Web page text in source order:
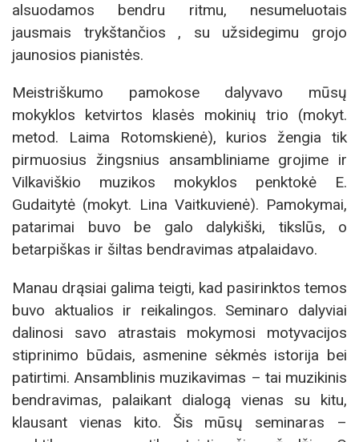
alsuodamos bendru ritmu, nesumeluotais
jausmais trykštančios , su užsidegimu grojo
jaunosios pianistės.
Meistriškumo pamokose dalyvavo mūsų
mokyklos ketvirtos klasės mokinių trio (mokyt.
metod. Laima Rotomskienė), kurios žengia tik
pirmuosius žingsnius ansambliniame grojime ir
Vilkaviškio muzikos mokyklos penktokė E.
Gudaitytė (mokyt. Lina Vaitkuvienė). Pamokymai,
patarimai buvo be galo dalykiški, tikslūs, o
betarpiškas ir šiltas bendravimas atpalaidavo.
Manau drąsiai galima teigti, kad pasirinktos temos
buvo aktualios ir reikalingos. Seminaro dalyviai
dalinosi savo atrastais mokymosi motyvacijos
stiprinimo būdais, asmenine sėkmės istorija bei
patirtimi. Ansamblinis muzikavimas – tai muzikinis
bendravimas, palaikant dialogą vienas su kitu,
klausant vienas kito. Šis mūsų seminaras –